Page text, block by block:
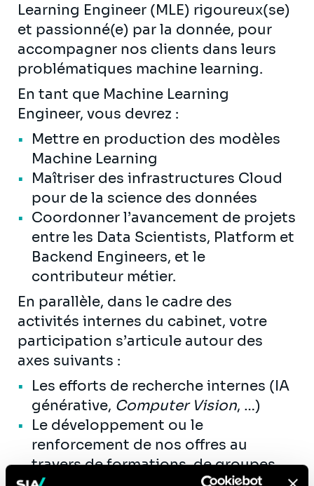
Learning Engineer (MLE) rigoureux(se)
et passionné(e) par la donnée, pour
accompagner nos clients dans leurs
problématiques machine learning.
En tant que Machine Learning
Engineer, vous devrez :
Mettre en production des modèles
Machine Learning
Maîtriser des infrastructures Cloud
pour de la science des données
Coordonner l’avancement de projets
entre les Data Scientists, Platform et
Backend Engineers, et le
contributeur métier.
En parallèle, dans le cadre des
activités internes du cabinet, votre
participation s’articule autour des
axes suivants :
Les efforts de recherche internes (IA
générative, Computer Vision, …)
Le développement ou le
renforcement de nos offres au
travers de formations, de groupes